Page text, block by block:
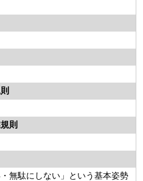
則
無駄にしない」という基本姿勢